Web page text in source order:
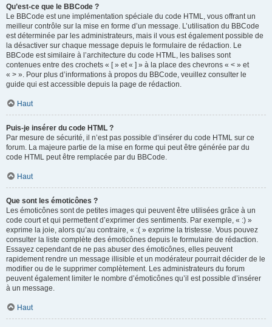
Qu’est-ce que le BBCode ?
Le BBCode est une implémentation spéciale du code HTML, vous offrant un
meilleur contrôle sur la mise en forme d’un message. L’utilisation du BBCode
est déterminée par les administrateurs, mais il vous est également possible de
la désactiver sur chaque message depuis le formulaire de rédaction. Le
BBCode est similaire à l’architecture du code HTML, les balises sont
contenues entre des crochets « [ » et « ] » à la place des chevrons « < » et
« > ». Pour plus d’informations à propos du BBCode, veuillez consulter le
guide qui est accessible depuis la page de rédaction.
Haut
Puis-je insérer du code HTML ?
Par mesure de sécurité, il n’est pas possible d’insérer du code HTML sur ce
forum. La majeure partie de la mise en forme qui peut être générée par du
code HTML peut être remplacée par du BBCode.
Haut
Que sont les émoticônes ?
Les émoticônes sont de petites images qui peuvent être utilisées grâce à un
code court et qui permettent d’exprimer des sentiments. Par exemple, « :) »
exprime la joie, alors qu’au contraire, « :( » exprime la tristesse. Vous pouvez
consulter la liste complète des émoticônes depuis le formulaire de rédaction.
Essayez cependant de ne pas abuser des émoticônes, elles peuvent
rapidement rendre un message illisible et un modérateur pourrait décider de le
modifier ou de le supprimer complètement. Les administrateurs du forum
peuvent également limiter le nombre d’émoticônes qu’il est possible d’insérer
à un message.
Haut